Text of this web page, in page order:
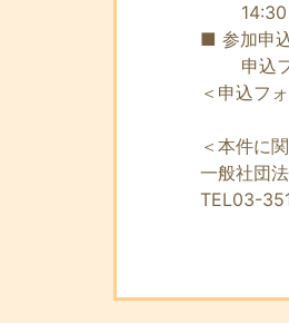
14:30
■ 参加申
申込フ
＜申込フ
＜本件に
一般社団
TEL03-